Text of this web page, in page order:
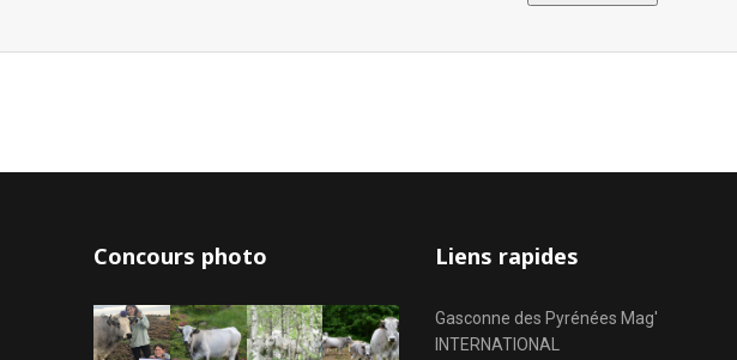
Concours photo Liens rapides
Gasconne des Pyrénées Mag'
INTERNATIONAL